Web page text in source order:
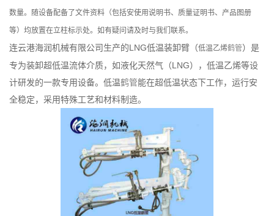
数量。随设备配备了文件资料（包括安使用说明书、质量证明书、产品图册
等）均放置在立柱标示处。如有疑问请及时与我们联系。
连云港海润机械有限公司生产的LNG低温装卸臂（低温乙烯鹤管）是
专为装卸超低温流体介质，如液化天然气（LNG），低温乙烯等设
计研发的一款专用设备。低温鹤管能在超低温状态下工作，运行安
全稳定，采用特殊工艺和材料制造。